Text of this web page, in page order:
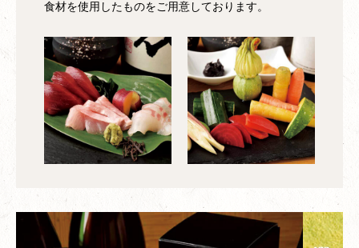
食材を使用したものをご用意しております。